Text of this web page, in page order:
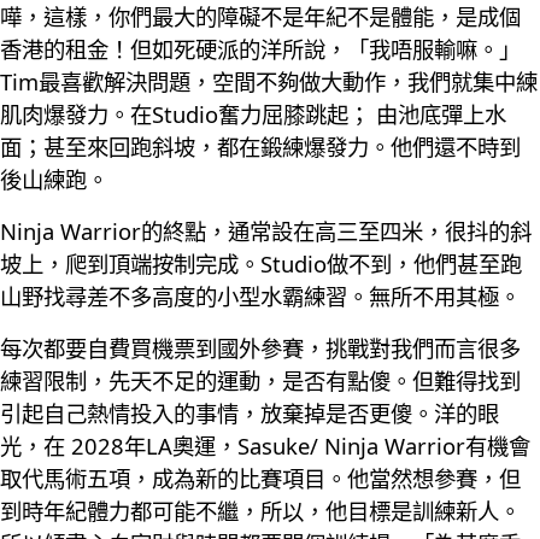
嘩，這樣，你們最大的障礙不是年紀不是體能，是成個
香港的租金！但如死硬派的洋所說，「我唔服輸嘛。」
Tim最喜歡解決問題，空間不夠做大動作，我們就集中練
肌肉爆發力。在Studio奮力屈膝跳起； 由池底彈上水
面；甚至來回跑斜坡，都在鍛練爆發力。他們還不時到
後山練跑。
Ninja Warrior的終點，通常設在高三至四米，很抖的斜
坡上，爬到頂端按制完成。Studio做不到，他們甚至跑
山野找尋差不多高度的小型水霸練習。無所不用其極。
每次都要自費買機票到國外參賽，挑戰對我們而言很多
練習限制，先天不足的運動，是否有點傻。但難得找到
引起自己熱情投入的事情，放棄掉是否更傻。洋的眼
光，在 2028年LA奧運，Sasuke/ Ninja Warrior有機會
取代馬術五項，成為新的比賽項目。他當然想參賽，但
到時年紀體力都可能不繼，所以，他目標是訓練新人。